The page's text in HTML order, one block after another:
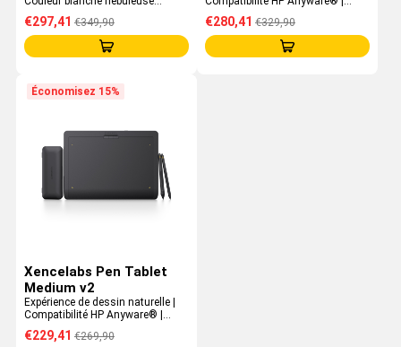
Anyware® | Comprend des Quick
Keys
€297,41 €349,90
Quick Keys
€280,41 €329,90
Économisez 15%
Xencelabs Pen Tablet
Medium v2
Expérience de dessin naturelle |
Compatibilité HP Anyware® |
Profil de 8 mm | Autonomie de
batterie puissante
€229,41 €269,90